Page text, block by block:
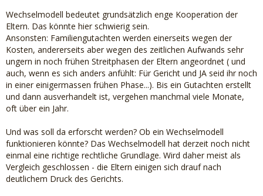
Wechselmodell bedeutet grundsätzlich enge Kooperation der
Eltern. Das könnte hier schwierig sein.
Ansonsten: Familiengutachten werden einerseits wegen der
Kosten, andererseits aber wegen des zeitlichen Aufwands sehr
ungern in noch frühen Streitphasen der Eltern angeordnet ( und
auch, wenn es sich anders anfühlt: Für Gericht und JA seid ihr noch
in einer einigermassen frühen Phase...). Bis ein Gutachten erstellt
und dann ausverhandelt ist, vergehen manchmal viele Monate,
oft über ein Jahr.
Und was soll da erforscht werden? Ob ein Wechselmodell
funktionieren könnte? Das Wechselmodell hat derzeit noch nicht
einmal eine richtige rechtliche Grundlage. Wird daher meist als
Vergleich geschlossen - die Eltern einigen sich drauf nach
deutlichem Druck des Gerichts.